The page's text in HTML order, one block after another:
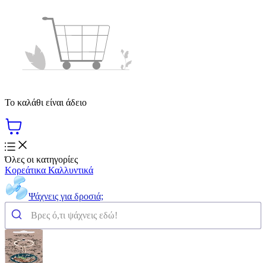
Το καλάθι είναι άδειο
Όλες οι κατηγορίες
Κορεάτικα Καλλυντικά
Ψάχνεις για δροσιά;